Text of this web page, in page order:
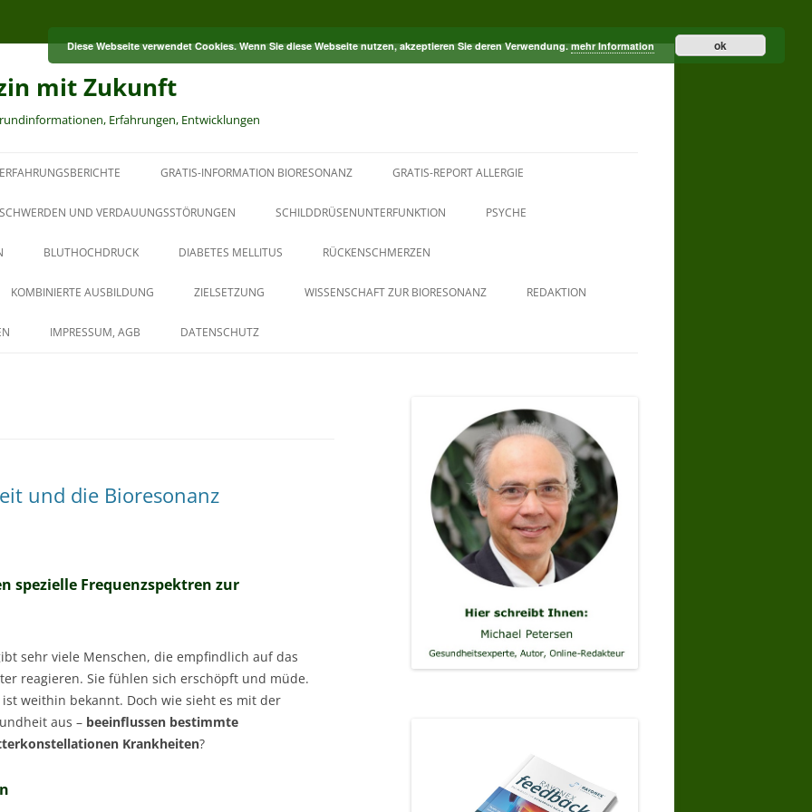
mit Zukunft
Erfahrungen, Entwicklungen
ERFAHRUNGSBERICHTE GRATIS-INFORMATION BIORESONANZ GRATIS-REPORT ALLERGIE
UND VERDAUUNGSSTÖRUNGEN SCHILDDRÜSENUNTERFUNKTION PSYCHE
BLUTHOCHDRUCK DIABETES MELLITUS RÜCKENSCHMERZEN
KOMBINIERTE AUSBILDUNG
AUS DER PAUL-SCHMIDT-
ZIELSETZUNG WISSENSCHAFT ZUR BIORESONANZ REDAKTION
IMPRESSUM, AGB DATENSCHUTZ
und die Bioresonanz
spezielle Frequenzspektren zur
sehr viele Menschen, die empfindlich auf das
reagieren. Sie fühlen sich erschöpft und müde.
ist weithin bekannt. Doch wie sieht es mit der
aus – beeinflussen bestimmte
Krankheiten?
Diese Webseite verwendet Cookies. Wenn Sie diese Webseite nutzen, akzeptieren Sie deren Verwendung.mehr Information ok